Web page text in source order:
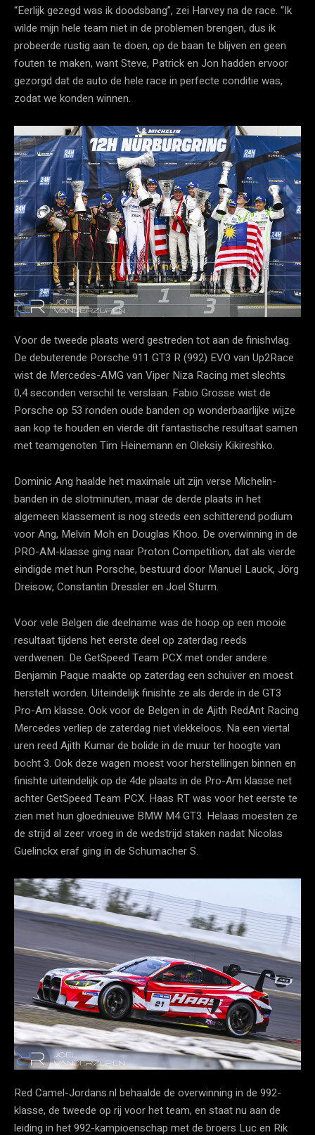
“Eerlijk gezegd was ik doodsbang”, zei Harvey na de race. “Ik
wilde mijn hele team niet in de problemen brengen, dus ik
probeerde rustig aan te doen, op de baan te blijven en geen
fouten te maken, want Steve, Patrick en Jon hadden ervoor
gezorgd dat de auto de hele race in perfecte conditie was,
zodat we konden winnen.
Voor de tweede plaats werd gestreden tot aan de finishvlag.
De debuterende Porsche 911 GT3 R (992) EVO van Up2Race
wist de Mercedes-AMG van Viper Niza Racing met slechts
0,4 seconden verschil te verslaan. Fabio Grosse wist de
Porsche op 53 ronden oude banden op wonderbaarlijke wijze
aan kop te houden en vierde dit fantastische resultaat samen
met teamgenoten Tim Heinemann en Oleksiy Kikireshko.
Dominic Ang haalde het maximale uit zijn verse Michelin-
banden in de slotminuten, maar de derde plaats in het
algemeen klassement is nog steeds een schitterend podium
voor Ang, Melvin Moh en Douglas Khoo. De overwinning in de
PRO-AM-klasse ging naar Proton Competition, dat als vierde
eindigde met hun Porsche, bestuurd door Manuel Lauck, Jörg
Dreisow, Constantin Dressler en Joel Sturm.
Voor vele Belgen die deelname was de hoop op een mooie
resultaat tijdens het eerste deel op zaterdag reeds
verdwenen. De GetSpeed Team PCX met onder andere
Benjamin Paque maakte op zaterdag een schuiver en moest
herstelt worden. Uiteindelijk finishte ze als derde in de GT3
Pro-Am klasse. Ook voor de Belgen in de Ajith RedAnt Racing
Mercedes verliep de zaterdag niet vlekkeloos. Na een viertal
uren reed Ajith Kumar de bolide in de muur ter hoogte van
bocht 3. Ook deze wagen moest voor herstellingen binnen en
finishte uiteindelijk op de 4de plaats in de Pro-Am klasse net
achter GetSpeed Team PCX. Haas RT was voor het eerste te
zien met hun gloednieuwe BMW M4 GT3. Helaas moesten ze
de strijd al zeer vroeg in de wedstrijd staken nadat Nicolas
Guelinckx eraf ging in de Schumacher S.
Red Camel-Jordans.nl behaalde de overwinning in de 992-
klasse, de tweede op rij voor het team, en staat nu aan de
leiding in het 992-kampioenschap met de broers Luc en Rik